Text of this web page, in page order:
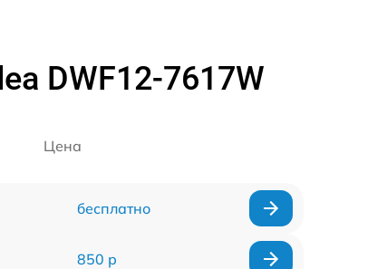
DWF12-7617W
Цена
бесплатно
850 р